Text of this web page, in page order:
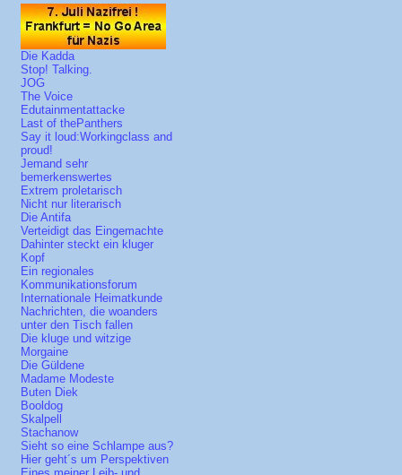
Die Kadda
Stop! Talking.
JOG
The Voice
Edutainmentattacke
Last of thePanthers
Say it loud:Workingclass and
proud!
Jemand sehr
bemerkenswertes
Extrem proletarisch
Nicht nur literarisch
Die Antifa
Verteidigt das Eingemachte
Dahinter steckt ein kluger
Kopf
Ein regionales
Kommunikationsforum
Internationale Heimatkunde
Nachrichten, die woanders
unter den Tisch fallen
Die kluge und witzige
Morgaine
Die Güldene
Madame Modeste
Buten Diek
Booldog
Skalpell
Stachanow
Sieht so eine Schlampe aus?
Hier geht´s um Perspektiven